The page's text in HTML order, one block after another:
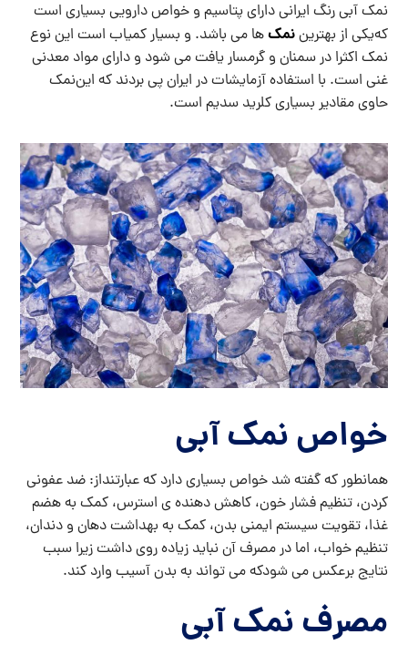
نمک آبی رنگ ایرانی دارای پتاسیم و خواص دارویی بسیاری است
که‌یکی از بهترین ‌نمکها می باشد. و بسیار کمیاب است این نوع
نمک اکثرا در سمنان و گرمسار یافت می شود و دارای مواد معدنی
غنی است. با استفاده آزمایشات در ایران ‌پی بردند که این‌نمک
حاوی مقادیر بسیاری کلرید سدیم است.
خواص نمک آبی
همانطور که گفته شد خواص بسیاری دارد که عبارتنداز: ضد عفونی
کردن، تنظیم فشار خون، کاهش دهنده ی استرس، کمک به هضم
غذا، تقویت سیستم ایمنی بدن، کمک به بهداشت دهان و دندان،
تنظیم خواب، اما در مصرف آن نباید زیاده روی داشت زیرا سبب
نتایج برعکس می شودکه می تواند به بدن آسیب وارد کند.
مصرف نمک آبی